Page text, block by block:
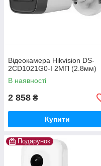
Відеокамера Hikvision DS-
2CD1021G0-I 2МП (2.8мм)
В наявності
2 858 ₴
Купити
Подарунок